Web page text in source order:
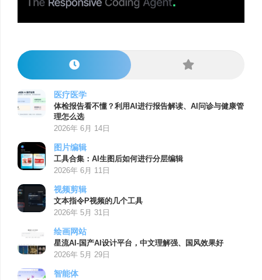
医疗医学
体检报告看不懂？利用AI进行报告解读、AI问诊与健康管
理怎么选
2026年 6月 14日
图片编辑
工具合集：AI生图后如何进行分层编辑
2026年 6月 11日
视频剪辑
文本指令P视频的几个工具
2026年 5月 31日
绘画网站
星流AI-国产AI设计平台，中文理解强、国风效果好
2026年 5月 29日
智能体